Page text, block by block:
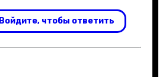
Войдите, чтобы ответить